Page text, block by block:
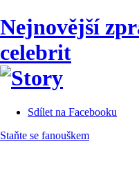
Nejnovější
celebrit
Sdílet na Facebooku
Staňte se fanouškem